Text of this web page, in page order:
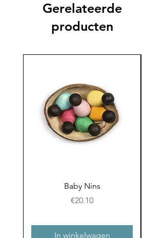
Gerelateerde
producten
Baby Nins
Prijs
€20.10
In winkelwagen